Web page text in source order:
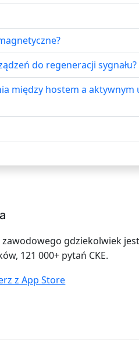
do regeneracji sygnału?
między hostem a aktywnym
gdziekolwiek
121 000+ pytań CKE.